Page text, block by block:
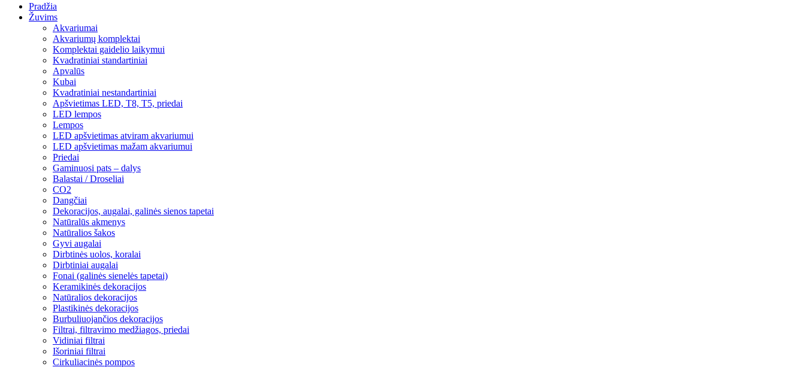
Pradžia
Žuvims
Akvariumai
Akvariumų komplektai
Komplektai gaidelio laikymui
Kvadratiniai standartiniai
Apvalūs
Kubai
Kvadratiniai nestandartiniai
Apšvietimas LED, T8, T5, priedai
LED lempos
Lempos
LED apšvietimas atviram akvariumui
LED apšvietimas mažam akvariumui
Priedai
Gaminuosi pats – dalys
Balastai / Droseliai
CO2
Dangčiai
Dekoracijos, augalai, galinės sienos tapetai
Natūralūs akmenys
Natūralios šakos
Gyvi augalai
Dirbtinės uolos, koralai
Dirbtiniai augalai
Fonai (galinės sienelės tapetai)
Keramikinės dekoracijos
Natūralios dekoracijos
Plastikinės dekoracijos
Burbuliuojančios dekoracijos
Filtrai, filtravimo medžiagos, priedai
Vidiniai filtrai
Išoriniai filtrai
Cirkuliacinės pompos